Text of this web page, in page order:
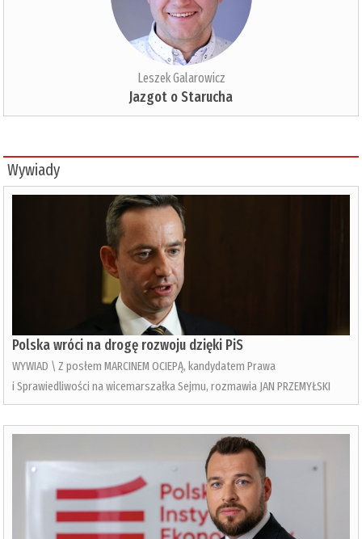
Leszek Galarowicz
Jazgot o Starucha
Wywiady
Polska wróci na drogę rozwoju dzięki PiS
WYWIAD \ Z posłem MARCINEM OCIEPĄ, kandydatem Prawa
i Sprawiedliwości na wicemarszałka Sejmu, rozmawia JAN PRZEMYŁSKI